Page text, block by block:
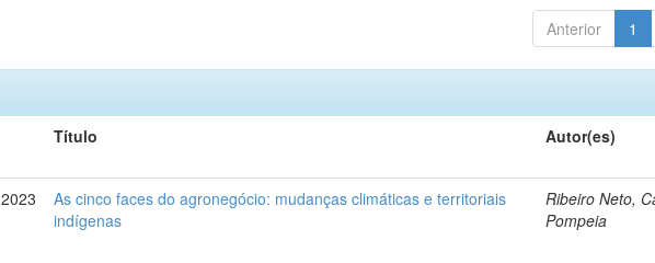
Anterior 1
Título Autor(es)
2023
As cinco faces do agronegócio: mudanças climáticas e territoriais
indígenas
Ribeiro Neto,
Pompeia